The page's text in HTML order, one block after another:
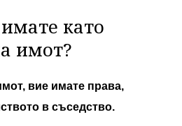
като
имот?
вие имате права,
в съседство.